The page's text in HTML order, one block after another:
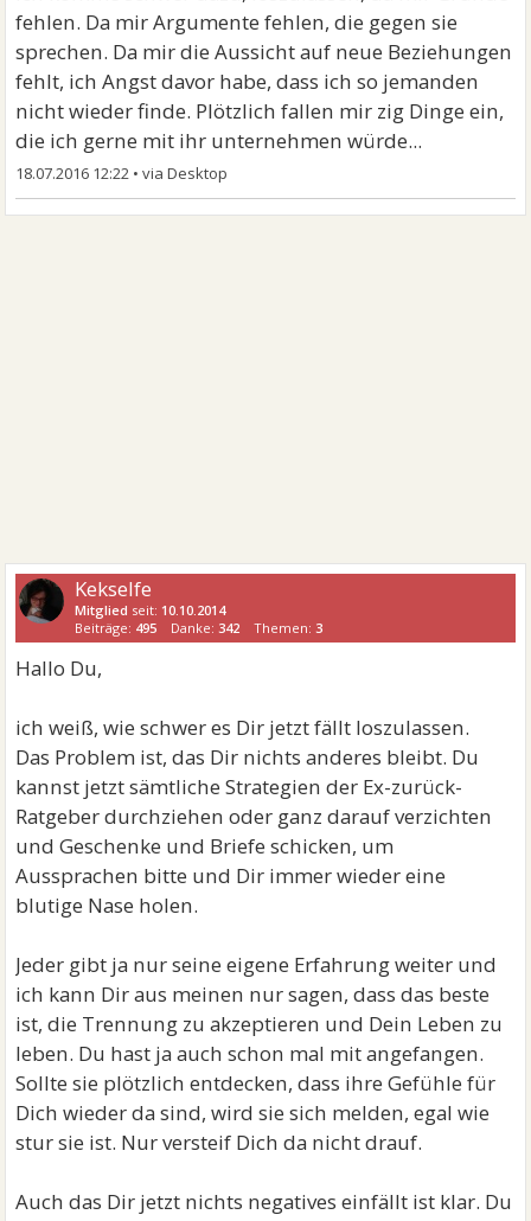
fehlen. Da mir Argumente fehlen, die gegen sie
sprechen. Da mir die Aussicht auf neue Beziehungen
fehlt, ich Angst davor habe, dass ich so jemanden
nicht wieder finde. Plötzlich fallen mir zig Dinge ein,
die ich gerne mit ihr unternehmen würde...
18.07.2016 12:22 •
Kekselfe
Mitglied seit: 10.10.2014
Beiträge: 495 Danke:342 Themen:3
Hallo Du,
ich weiß, wie schwer es Dir jetzt fällt loszulassen.
Das Problem ist, das Dir nichts anderes bleibt. Du
kannst jetzt sämtliche Strategien der Ex-zurück-
Ratgeber durchziehen oder ganz darauf verzichten
und Geschenke und Briefe schicken, um
Aussprachen bitte und Dir immer wieder eine
blutige Nase holen.
Jeder gibt ja nur seine eigene Erfahrung weiter und
ich kann Dir aus meinen nur sagen, dass das beste
ist, die Trennung zu akzeptieren und Dein Leben zu
leben. Du hast ja auch schon mal mit angefangen.
Sollte sie plötzlich entdecken, dass ihre Gefühle für
Dich wieder da sind, wird sie sich melden, egal wie
stur sie ist. Nur versteif Dich da nicht drauf.
Auch das Dir jetzt nichts negatives einfällt ist klar. Du